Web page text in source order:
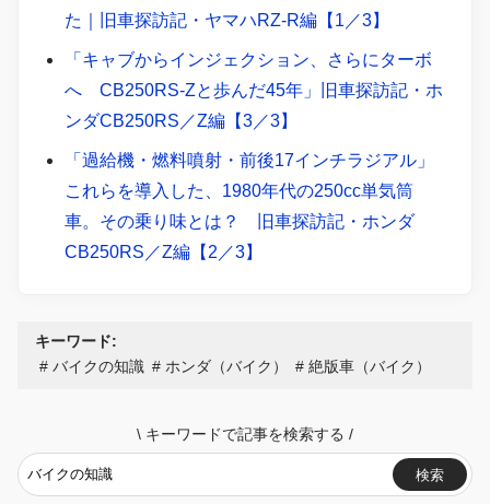
た｜旧車探訪記・ヤマハRZ-R編【1／3】
「キャブからインジェクション、さらにターボ
へ CB250RS-Zと歩んだ45年」旧車探訪記・ホ
ンダCB250RS／Z編【3／3】
「過給機・燃料噴射・前後17インチラジアル」
これらを導入した、1980年代の250cc単気筒
車。その乗り味とは？ 旧車探訪記・ホンダ
CB250RS／Z編【2／3】
キーワード:
バイクの知識
ホンダ（バイク） 絶版車（バイク）
\ キーワードで記事を検索する /
検索